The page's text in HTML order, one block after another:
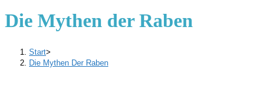
Die Mythen der Raben
Start>
Die Mythen Der Raben